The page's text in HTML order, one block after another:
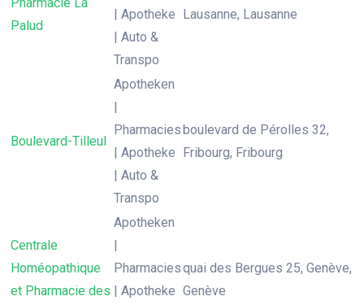
Palud
| Apotheke
| Auto &
Transpo
Lausanne, Lausanne
Boulevard-Tilleul
Apotheken
|
Pharmacies
| Apotheke
| Auto &
Transpo
boulevard de Pérolles 32,
Fribourg, Fribourg
Centrale
Homéopathique
et Pharmacie des
Apotheken
|
Pharmacies
| Apotheke
quai des Bergues 25, Genève,
Genève